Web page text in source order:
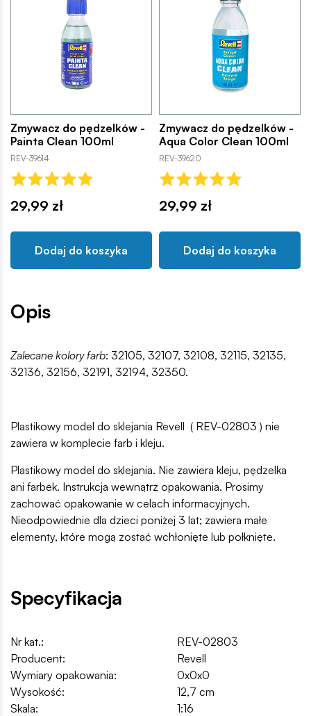
Zmywacz do pędzelków -
Painta Clean 100ml
REV-39614
29,99 zł
Dodaj do koszyka
Zmywacz do pędzelków -
Aqua Color Clean 100ml
REV-39620
29,99 zł
Dodaj do koszyka
Opis
Zalecane kolory farb: 32105, 32107, 32108, 32115, 32135,
32136, 32156, 32191, 32194, 32350.
Plastikowy model do sklejania Revell ( REV-02803 ) nie
zawiera w komplecie farb i kleju.
Plastikowy model do sklejania. Nie zawiera kleju, pędzelka
ani farbek. Instrukcja wewnątrz opakowania. Prosimy
zachować opakowanie w celach informacyjnych.
Nieodpowiednie dla dzieci poniżej 3 lat; zawiera małe
elementy, które mogą zostać wchłonięte lub połknięte.
Specyfikacja
Nr kat.:
REV-02803
Producent:
Revell
Wymiary opakowania:
0x0x0
Wysokość:
12,7 cm
Skala:
1:16